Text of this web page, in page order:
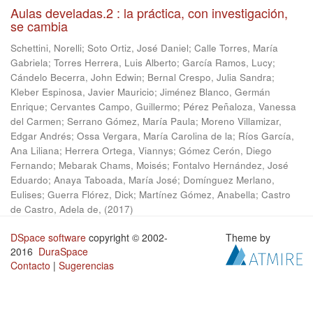
Aulas develadas.2 : la práctica, con investigación,
se cambia
Schettini, Norelli; Soto Ortiz, José Daniel; Calle Torres, María
Gabriela; Torres Herrera, Luis Alberto; García Ramos, Lucy;
Cándelo Becerra, John Edwin; Bernal Crespo, Julia Sandra;
Kleber Espinosa, Javier Mauricio; Jiménez Blanco, Germán
Enrique; Cervantes Campo, Guillermo; Pérez Peñaloza, Vanessa
del Carmen; Serrano Gómez, María Paula; Moreno Villamizar,
Edgar Andrés; Ossa Vergara, María Carolina de la; Ríos García,
Ana Liliana; Herrera Ortega, Viannys; Gómez Cerón, Diego
Fernando; Mebarak Chams, Moisés; Fontalvo Hernández, José
Eduardo; Anaya Taboada, María José; Domínguez Merlano,
Eulises; Guerra Flórez, Dick; Martínez Gómez, Anabella; Castro
de Castro, Adela de, (2017)
DSpace software copyright © 2002-
2016 DuraSpace
Contacto | Sugerencias
Theme by